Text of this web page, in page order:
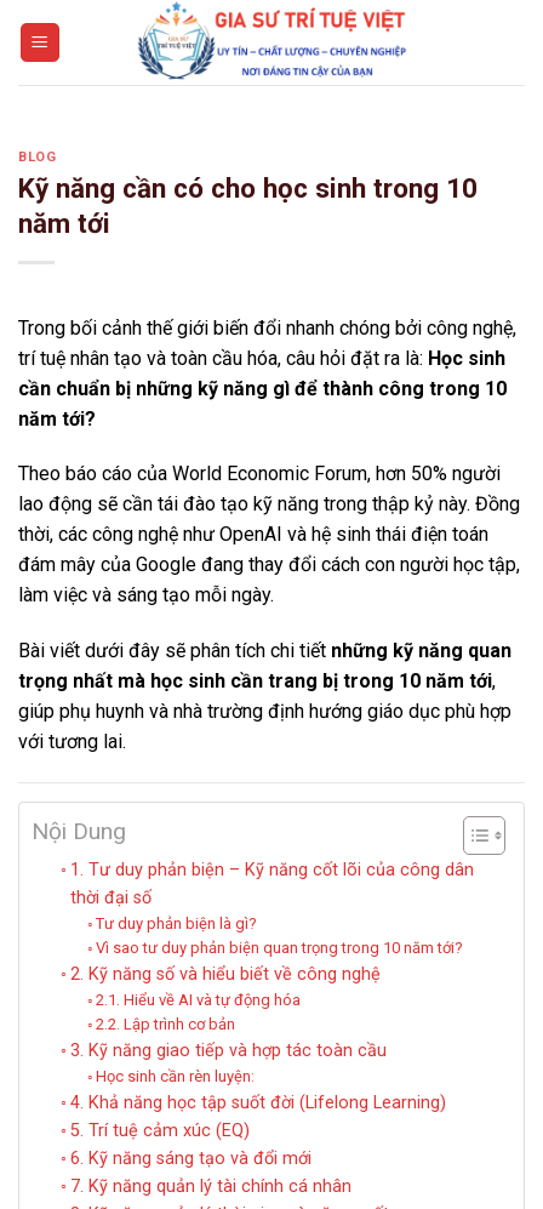
BLOG
Kỹ năng cần có cho học sinh trong 10
năm tới
Trong bối cảnh thế giới biến đổi nhanh chóng bởi công nghệ,
trí tuệ nhân tạo và toàn cầu hóa, câu hỏi đặt ra là: Học sinh
cần chuẩn bị những kỹ năng gì để thành công trong 10
năm tới?
Theo báo cáo của World Economic Forum, hơn 50% người
lao động sẽ cần tái đào tạo kỹ năng trong thập kỷ này. Đồng
thời, các công nghệ như OpenAI và hệ sinh thái điện toán
đám mây của Google đang thay đổi cách con người học tập,
làm việc và sáng tạo mỗi ngày.
Bài viết dưới đây sẽ phân tích chi tiết những kỹ năng quan
trọng nhất mà học sinh cần trang bị trong 10 năm tới,
giúp phụ huynh và nhà trường định hướng giáo dục phù hợp
với tương lai.
Nội Dung
1. Tư duy phản biện – Kỹ năng cốt lõi của công dân
thời đại số
Tư duy phản biện là gì?
Vì sao tư duy phản biện quan trọng trong 10 năm tới?
2. Kỹ năng số và hiểu biết về công nghệ
2.1. Hiểu về AI và tự động hóa
2.2. Lập trình cơ bản
3. Kỹ năng giao tiếp và hợp tác toàn cầu
Học sinh cần rèn luyện:
4. Khả năng học tập suốt đời (Lifelong Learning)
5. Trí tuệ cảm xúc (EQ)
6. Kỹ năng sáng tạo và đổi mới
7. Kỹ năng quản lý tài chính cá nhân